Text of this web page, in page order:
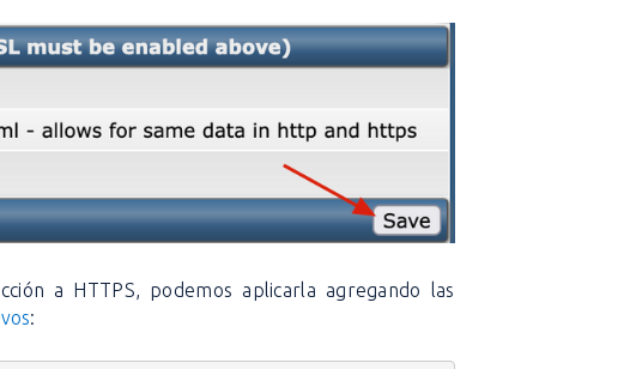
a HTTPS, podemos aplicarla agregando las
: